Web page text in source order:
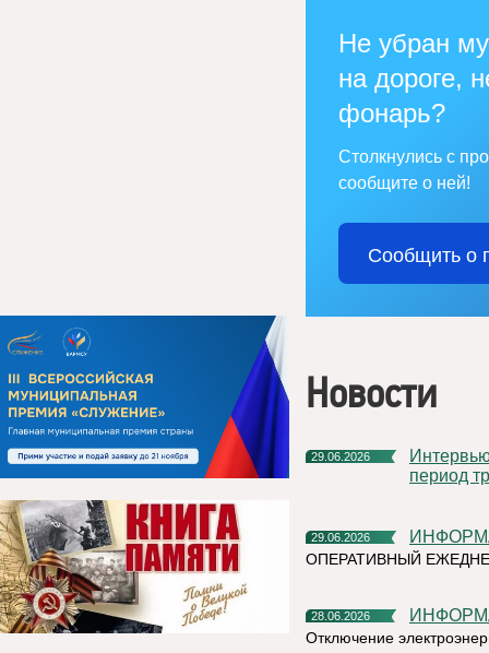
Не убран
на дороге,
фонарь?
Столкнулись с
сообщите о ней!
Сообщить о
Новости
29.06.2026
Интервью руководителя на тему «Назначение пособия на
период
29.06.2026
ОПЕРАТИВНЫЙ
28.06.2026
Отключение